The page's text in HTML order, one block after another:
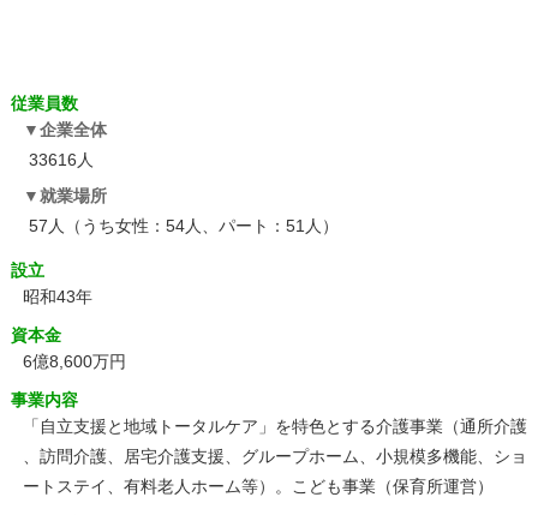
従業員数
企業全体
33616人
就業場所
57人（うち女性：54人、パート：51人）
設立
昭和43年
資本金
6億8,600万円
事業内容
「自立支援と地域トータルケア」を特色とする介護事業（通所介護
、訪問介護、居宅介護支援、グループホーム、小規模多機能、ショ
ートステイ、有料老人ホーム等）。こども事業（保育所運営）